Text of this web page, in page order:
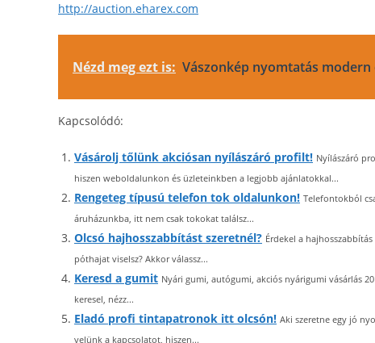
http://auction.eharex.com
Nézd meg ezt is: Vászonkép nyomtatás modern
Kapcsolódó:
Vásárolj tőlünk akciósan nyílászáró profilt! Nyílászáró
hiszen weboldalunkon és üzleteinkben a legjobb ajánlatokkal...
Rengeteg típusú telefon tok oldalunkon! Telefontokból
áruházunkba, itt nem csak tokokat találsz...
Olcsó hajhosszabbítást szeretnél? Érdekel a
póthajat viselsz? Akkor válassz...
Keresd a gumit Nyári gumi, autógumi, akciós nyárigumi vásárlás
keresel, nézz...
Eladó profi tintapatronok itt olcsón! Aki szeretne egy jó
velünk a kapcsolatot, hiszen...